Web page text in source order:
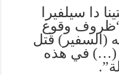
دا سيلفيرا
“ظروف وقوع
(السفير) قتل
(…) في هذه